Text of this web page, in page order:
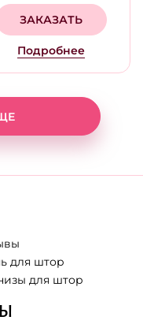
ЗАКАЗАТЬ
Подробнее
для штор
для штор